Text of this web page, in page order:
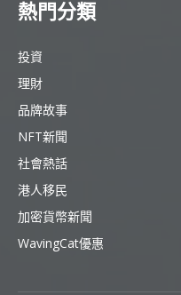
熱門分類
投資
理財
品牌故事
NFT新聞
社會熱話
港人移民
加密貨幣新聞
WavingCat優惠